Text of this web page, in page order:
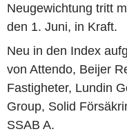
Neugewichtung tritt
den 1. Juni, in Kraft.
Neu in den Index
von Attendo, Beijer
Fastigheter, Lundin
Group, Solid
SSAB A.